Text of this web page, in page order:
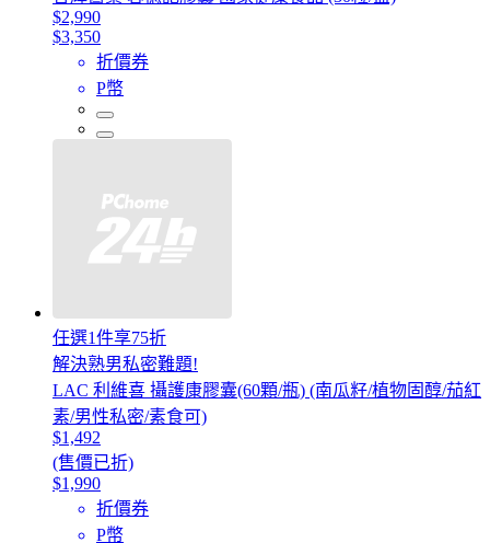
$2,990
$3,350
折價券
P幣
任選1件享75折
解決熟男私密難題!
LAC 利維喜 攝護康膠囊(60顆/瓶) (南瓜籽/植物固醇/茄紅
素/男性私密/素食可)
$1,492
(售價已折)
$1,990
折價券
P幣